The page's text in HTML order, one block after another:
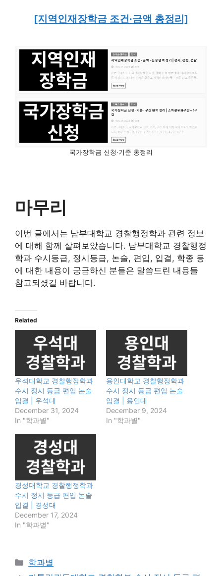
[지역인재장학금 조건·금액 총정리]
국가장학금 신청·기준 총정리
마무리
이번 글에서는 남부대학교 경찰행정학과 관련 정보
에 대해 함께 살펴보았습니다. 남부대학교 경찰행정
학과 수시등급, 정시등급, 논술, 편입, 입결, 학종 등
에 대한 내용이 궁금하신 분들은 말씀드린 내용들
참고되셨길 바랍니다.
Related
우석대학교 경찰행정학과
수시 정시 등급 편입 논술
입결 | 우석대
December 31, 2024
In "학과별"
용인대학교 경찰행정학과
수시 정시 등급 편입 논술
입결 | 용인대
December 9, 2024
In "학과별"
경성대학교 경찰행정학과
수시 정시 등급 편입 논술
입결 | 경성대
December 17, 2024
In "학과별"
Categories
학과별